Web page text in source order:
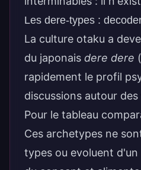
Les dere-types :
La culture otaku a
du japonais dere dere
rapidement le profil
discussions autour
Pour le tableau
Ces archetypes ne
types ou evoluent